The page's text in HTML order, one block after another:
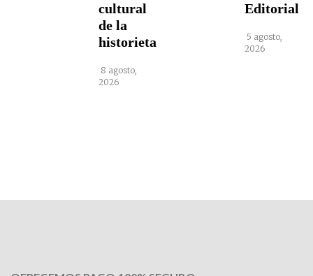
cultural
de la
historieta
8 agosto,
2026
Editorial
5 agosto,
2026